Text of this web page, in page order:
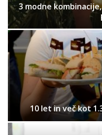
3 modne
10 let in več kot